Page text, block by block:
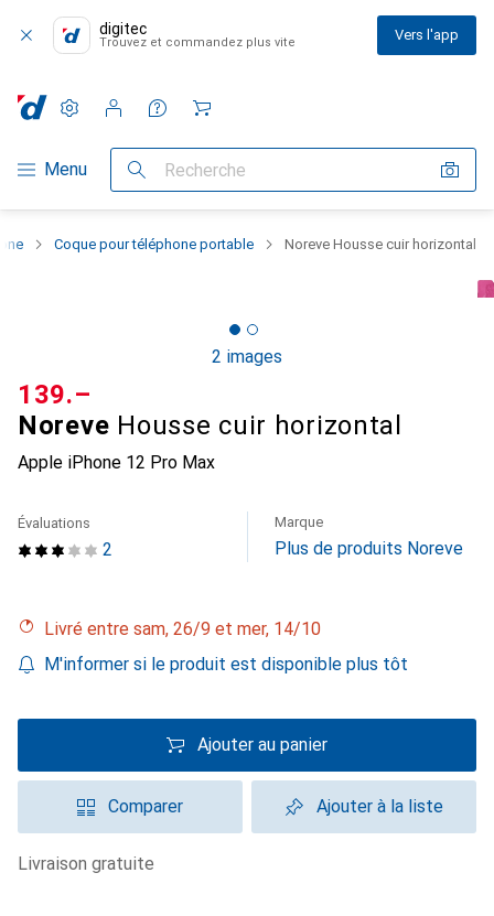
digitec
Trouvez et commandez plus vite Vers l'app
Navigation par catégorie
Menu Recherche
Paramètres
Compte client
Listes de comparaison
Listes d'envies
Panier
Coque pour téléphone portable Noreve Housse cuir horizontal
2 images
Noreve Housse cuir horizontal
Apple iPhone 12 Pro Max
CHF
139.–
2
Évaluations Marque
Plus de produits Noreve
Livré entre sam, 26/9 et mer, 14/10
M'informer si le produit est disponible plus tôt
Ajouter au panier
Comparer Ajouter à la liste
livraison gratuite